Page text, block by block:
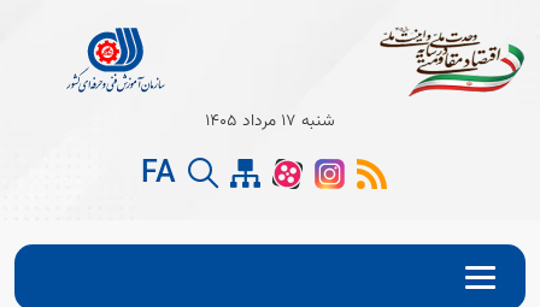
Open
شنبه 17 مرداد 1405
FA